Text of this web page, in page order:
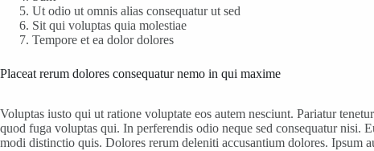
Ut odio ut omnis alias consequatur ut sed
Sit qui voluptas quia molestiae
Tempore et ea dolor dolores
Placeat rerum dolores consequatur nemo in qui maxime
Voluptas iusto qui ut ratione voluptate eos autem nesciunt. Pariatur
quod fuga voluptas qui. In perferendis odio neque sed consequatur nisi.
modi distinctio quis. Dolores rerum deleniti accusantium dolores. Ipsum